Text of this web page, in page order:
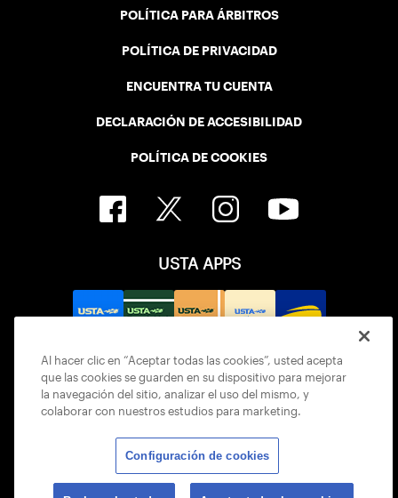
POLÍTICA PARA ÁRBITROS
POLÍTICA DE PRIVACIDAD
ENCUENTRA TU CUENTA
DECLARACIÓN DE ACCESIBILIDAD
POLÍTICA DE COOKIES
USTA APPS
© 2026 USTA ALL RIGHTS RESERVED
Al hacer clic en “Aceptar todas las cookies”, usted acepta
que las cookies se guarden en su dispositivo para mejorar
la navegación del sitio, analizar el uso del mismo, y
colaborar con nuestros estudios para marketing.
Configuración de cookies